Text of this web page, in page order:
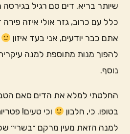
שיותר בריא. דים סם רגיל
כלל עם כרוב, גזר אולי איזה
אתם כבר יודעים, אני בעד איזון
להפוך מנות מתוספת למנה
נוסף.
החלטתי למלא את הדים סאם
בטופו. כי, חלבון
וכי טעים!
למנה הזאת מעין מרקם ״בשרי״